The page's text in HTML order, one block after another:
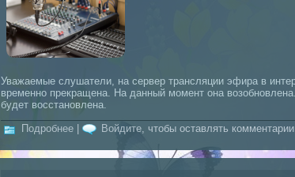
Уважаемые слушатели, на сервер трансляции эфира в
временно прекращена. На данный момент она
будет восстановлена.
Подробнее о Трансляция эфира в интернет
Войдите, чтобы оставлять комментарии